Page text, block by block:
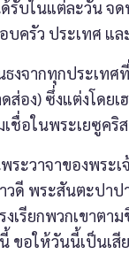
ในแต่ละวัน จด
ครัว ประเทศ แ
ทุกประเทศที่เ
อง) ซึ่งแต่งโดย
ชื่อในพระเยซูคริ
จาของพระเจ้า
ดี พระสันตะปา
เรียกพวกเขาต
อให้วันนี้เป็นเสี